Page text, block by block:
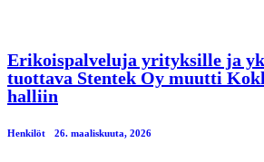
Erikoispalveluja yrityksille ja
tuottava Stentek Oy muutti
halliin
Henkilöt 26. maaliskuuta, 2026